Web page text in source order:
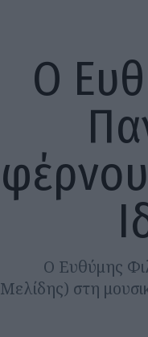
Ο
Ο Ευθύμης
Μελίδης) στη